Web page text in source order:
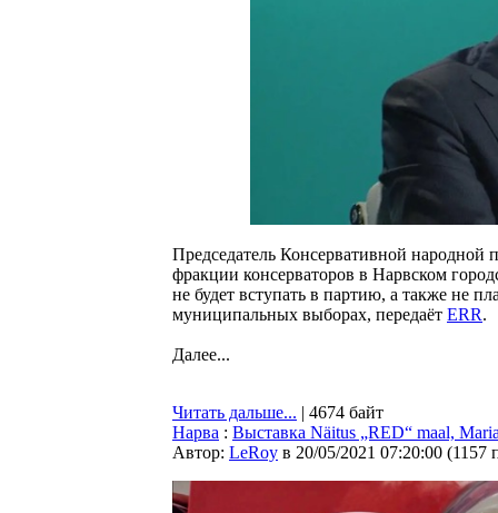
Председатель Консервативной
фракции консерваторов в Нарвском
не будет вступать в партию, а также не
муниципальных выборах, передаёт ERR.
Далее...
Читать дальше... | 4674 байт
Нарва : Выставка Näitus „RED“ maal,
Автор: LeRoy в 20/05/2021 07:20:00 (1157